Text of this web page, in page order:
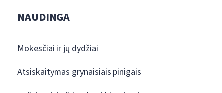
NAUDINGA
Mokesčiai ir jų dydžiai
Atsiskaitymas grynaisiais pinigais